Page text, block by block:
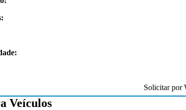
Solicitar por
dos materiais é
rápida.”
Veículos